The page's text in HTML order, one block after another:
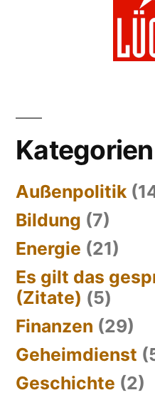
Kategorien
Außenpolitik
Bildung (7)
Energie (21)
Es gilt das
(Zitate) (5)
Finanzen (29)
Geheimdienst
Geschichte (2)